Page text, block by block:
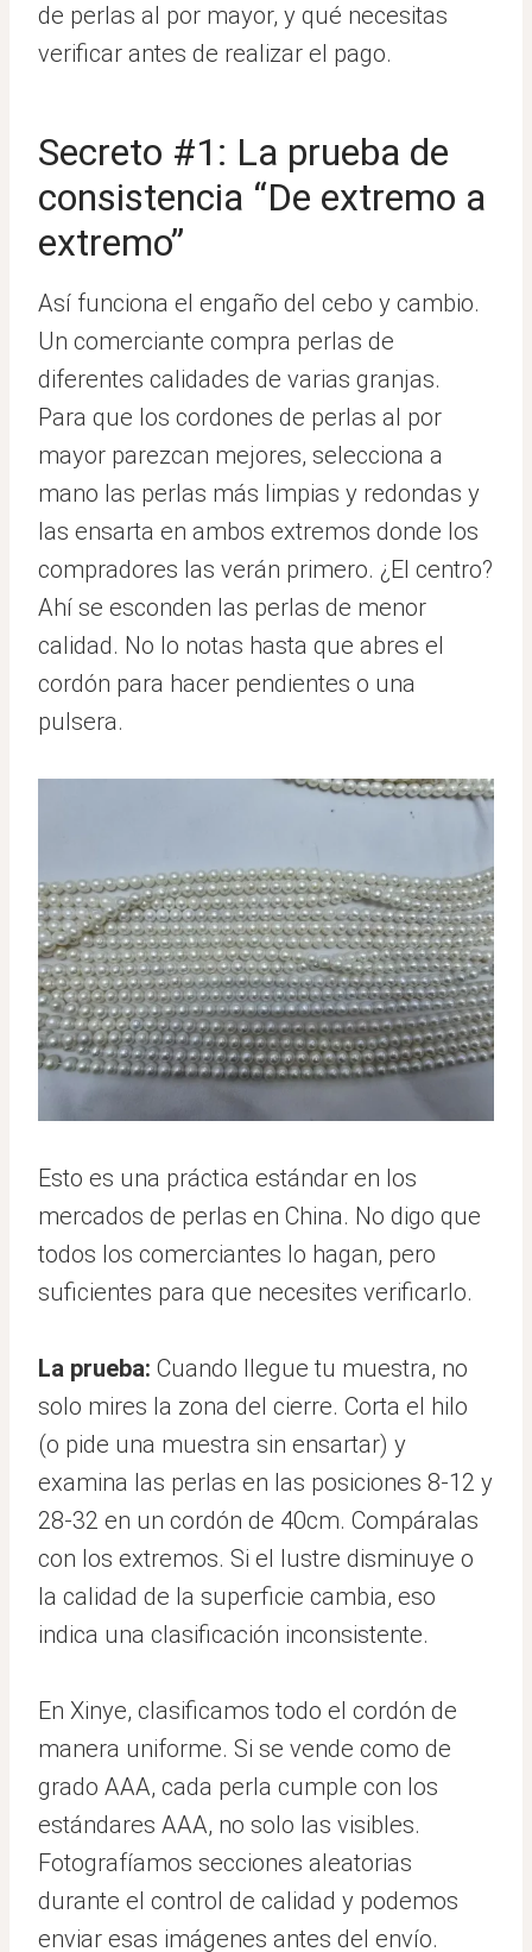
de perlas al por mayor, y qué necesitas
verificar antes de realizar el pago.
Secreto #1: La prueba de
consistencia “De extremo a
extremo”
Así funciona el engaño del cebo y cambio.
Un comerciante compra perlas de
diferentes calidades de varias granjas.
Para que los cordones de perlas al por
mayor parezcan mejores, selecciona a
mano las perlas más limpias y redondas y
las ensarta en ambos extremos donde los
compradores las verán primero. ¿El centro?
Ahí se esconden las perlas de menor
calidad. No lo notas hasta que abres el
cordón para hacer pendientes o una
pulsera.
Esto es una práctica estándar en los
mercados de perlas en China. No digo que
todos los comerciantes lo hagan, pero
suficientes para que necesites verificarlo.
La prueba: Cuando llegue tu muestra, no
solo mires la zona del cierre. Corta el hilo
(o pide una muestra sin ensartar) y
examina las perlas en las posiciones 8-12 y
28-32 en un cordón de 40cm. Compáralas
con los extremos. Si el lustre disminuye o
la calidad de la superficie cambia, eso
indica una clasificación inconsistente.
En Xinye, clasificamos todo el cordón de
manera uniforme. Si se vende como de
grado AAA, cada perla cumple con los
estándares AAA, no solo las visibles.
Fotografíamos secciones aleatorias
durante el control de calidad y podemos
enviar esas imágenes antes del envío.